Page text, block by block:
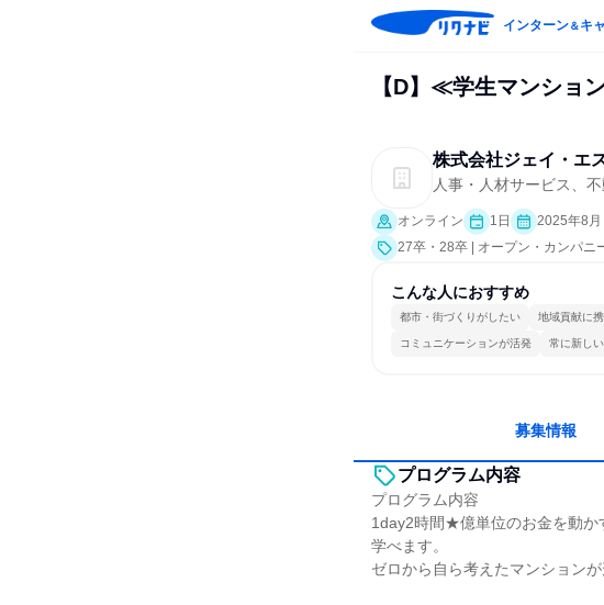
インターン＆キ
【D】≪学生マンショ
株式会社ジェイ・エ
人事・人材サービス、
オンライン 1日
2025年8月
27卒・28卒 | オープン・カンパニ
こんな人におすすめ
都市・街づくりがしたい 地域貢献に
コミュニケーションが活発 常に新し
募集情報
プログラム内容
プログラム内容
1day2時間★億単位のお金を動か
学べます。
ゼロから自ら考えたマンション